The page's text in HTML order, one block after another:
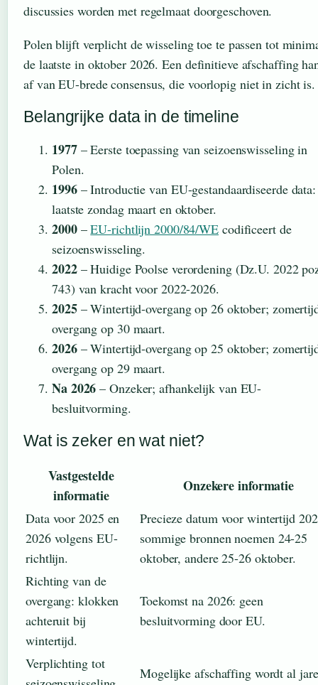
discussies worden met regelmaat doorgeschoven.
Polen blijft verplicht de wisseling toe te passen tot
de laatste in oktober 2026. Een definitieve afschaffing
af van EU-brede consensus, die voorlopig niet in zicht is.
Belangrijke data in de timeline
1977– Eerste toepassing van seizoenswisseling in
Polen.
1996– Introductie van EU-gestandaardiseerde data:
laatste zondag maart en oktober.
2000–EU-richtlijn 2000/84/WE codificeert de
seizoenswisseling.
2022– Huidige Poolse verordening (Dz.U. 2022
743) van kracht voor 2022-2026.
2025– Wintertijd-overgang op 26 oktober;
overgang op 30 maart.
2026– Wintertijd-overgang op 25 oktober;
overgang op 29 maart.
Na 2026 – Onzeker; afhankelijk van EU-
besluitvorming.
Wat is zeker en wat niet?
Vastgestelde
informatie
Onzekere informatie
Data voor 2025 en
2026 volgens EU-
richtlijn.
Precieze datum voor wintertijd
sommige bronnen noemen 24-25
oktober, andere 25-26 oktober.
Richting van de
overgang: klokken
achteruit bij
wintertijd.
Toekomst na 2026: geen
besluitvorming door EU.
Verplichting tot
Mogelijke afschaffing wordt al